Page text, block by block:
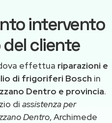
intervento
del cliente
effettua riparazioni e
di frigoriferi Bosch in
Dentro e provincia.
di assistenza per
Dentro, Archimede